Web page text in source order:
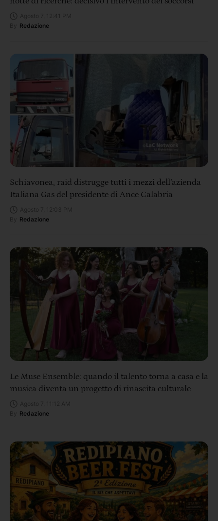
Redazione
Schiavonea, raid distrugge tutti i mezzi dell’azienda
Italiana Gas del presidente di Ance Calabria
Redazione
Le Muse Ensemble: quando il talento torna a casa e la
musica diventa un progetto di rinascita culturale
Redazione